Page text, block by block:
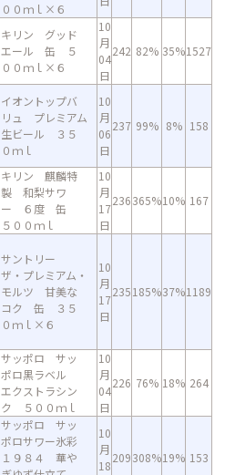
００ｍｌ×６
キリン グッド
エール 缶 ５
００ｍｌ×６
10
月
04
日
242 82% 35%1527
イオントップバ
リュ プレミアム
生ビール ３５
０ｍｌ
10
月
06
日
237 99% 8% 158
キリン 麒麟特
製 和梨サワ
ー ６度 缶
５００ｍｌ
10
月
17
日
236365%10% 167
サントリー
ザ・プレミアム・
モルツ 甘美な
コク 缶 ３５
０ｍｌ×６
10
月
17
日
235185%37%1189
サッポロ サッ
ポロ黒ラベル
エクストラシン
ク ５００ｍｌ
10
月
04
日
226 76% 18% 264
サッポロ サッ
ポロサワー氷彩
１９８４ 華や
10
月
18
209308%19% 153